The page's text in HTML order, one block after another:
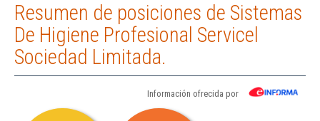
Resumen de posiciones de Sistemas
De Higiene Profesional Servicel
Sociedad Limitada.
Información ofrecida por